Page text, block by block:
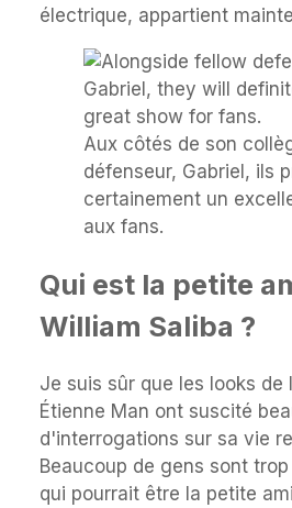
électrique, appartient
Aux côtés de son
défenseur, Gabriel, ils
certainement un
aux fans.
Qui est la petite
William Saliba ?
Je suis sûr que les looks de
Étienne Man ont suscité
d'interrogations sur sa vie
Beaucoup de gens sont
qui pourrait être la petite